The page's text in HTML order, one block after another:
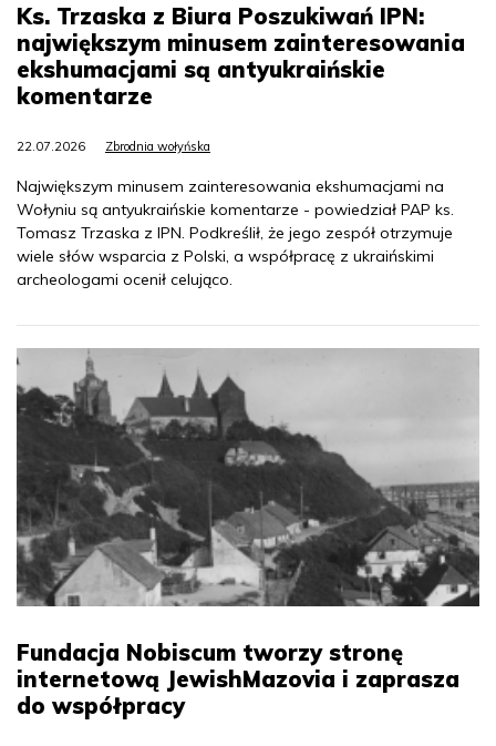
Ks. Trzaska z Biura Poszukiwań IPN:
największym minusem zainteresowania
ekshumacjami są antyukraińskie
komentarze
22.07.2026 Zbrodnia wołyńska
Największym minusem zainteresowania ekshumacjami na
Wołyniu są antyukraińskie komentarze - powiedział PAP ks.
Tomasz Trzaska z IPN. Podkreślił, że jego zespół otrzymuje
wiele słów wsparcia z Polski, a współpracę z ukraińskimi
archeologami ocenił celująco.
Fundacja Nobiscum tworzy stronę
internetową JewishMazovia i zaprasza
do współpracy